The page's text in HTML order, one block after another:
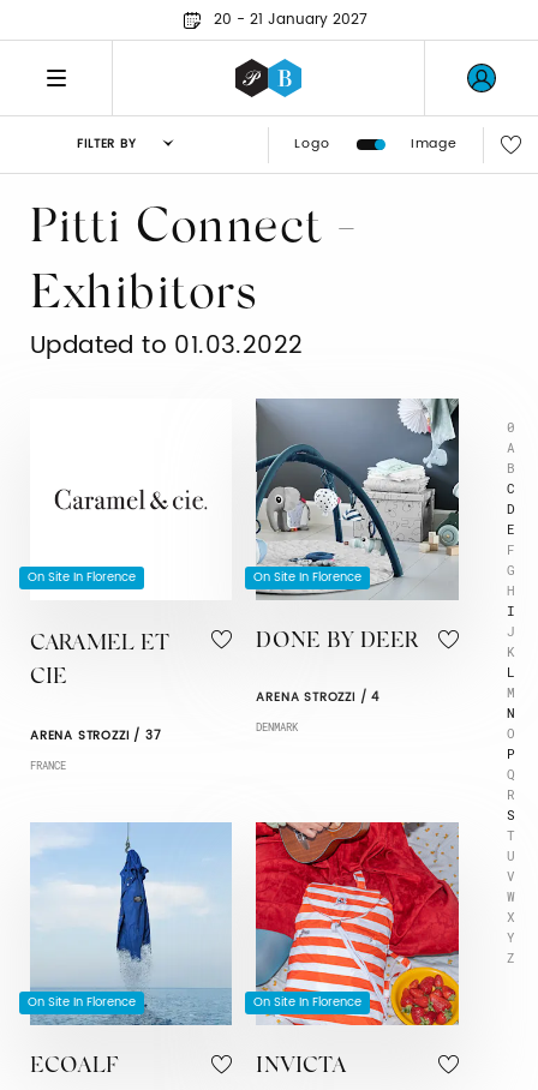
20 - 21 January 2027
FILTER BY Logo Image
0
A
B
C
D
E
F
G
H
I
J
K
L
M
N
O
P
Q
R
S
T
U
V
W
X
Y
Z
Pitti Connect -
Exhibitors
Updated to 01.03.2022
On Site In Florence
CARAMEL ET
CIE
ARENA STROZZI / 37
FRANCE
On Site In Florence
DONE BY DEER
ARENA STROZZI / 4
DENMARK
On Site In Florence
ECOALF
On Site In Florence
INVICTA